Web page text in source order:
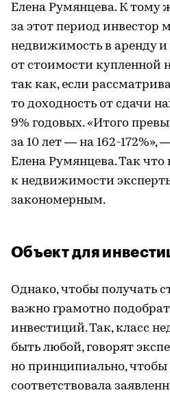
Елена Румянцева. К тому
за этот период инвестор
недвижимость в аренду и
от стоимости купленной
так как, если
то доходность от сдачи
9% годовых. «Итого
за 10 лет — на 162-
Елена Румянцева. Так что
к недвижимости
закономерным.
Объект для
Однако, чтобы получать
важно грамотно
инвестиций. Так, класс
быть любой, говорят
но принципиально, чтобы
соответствовала